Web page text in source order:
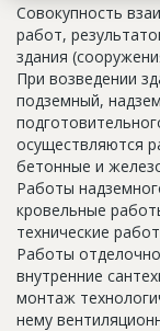
Совокупность
работ,
здания
При возведении
подземный,
осуществляются
бетонные и
Работы
кровельные
технические
Работы
внутренние
монтаж
нему